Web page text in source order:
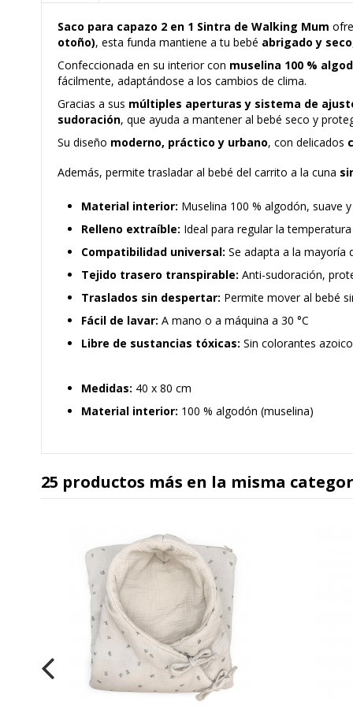
Saco para capazo 2 en 1 Sintra de Walking Mum
otoño), esta funda mantiene a tu bebé abrigado y seco
Confeccionada en su interior con muselina 100 %
fácilmente, adaptándose a los cambios de clima.
Gracias a sus múltiples aperturas y sistema de
sudoración, que ayuda a mantener al bebé seco y
Su diseño moderno, práctico y urbano, con delicados
Además, permite trasladar al bebé del carrito a la cuna
Material interior: Muselina 100 % algodón, suave
Relleno extraíble: Ideal para regular la
Compatibilidad universal: Se adapta a la mayoría
Tejido trasero transpirable: Anti-sudoración,
Traslados sin despertar: Permite mover al bebé
Fácil de lavar: A mano o a máquina a 30 °C
Libre de sustancias tóxicas: Sin colorantes
Medidas: 40 x 80 cm
Material interior: 100 % algodón (muselina)
25 productos más en la misma